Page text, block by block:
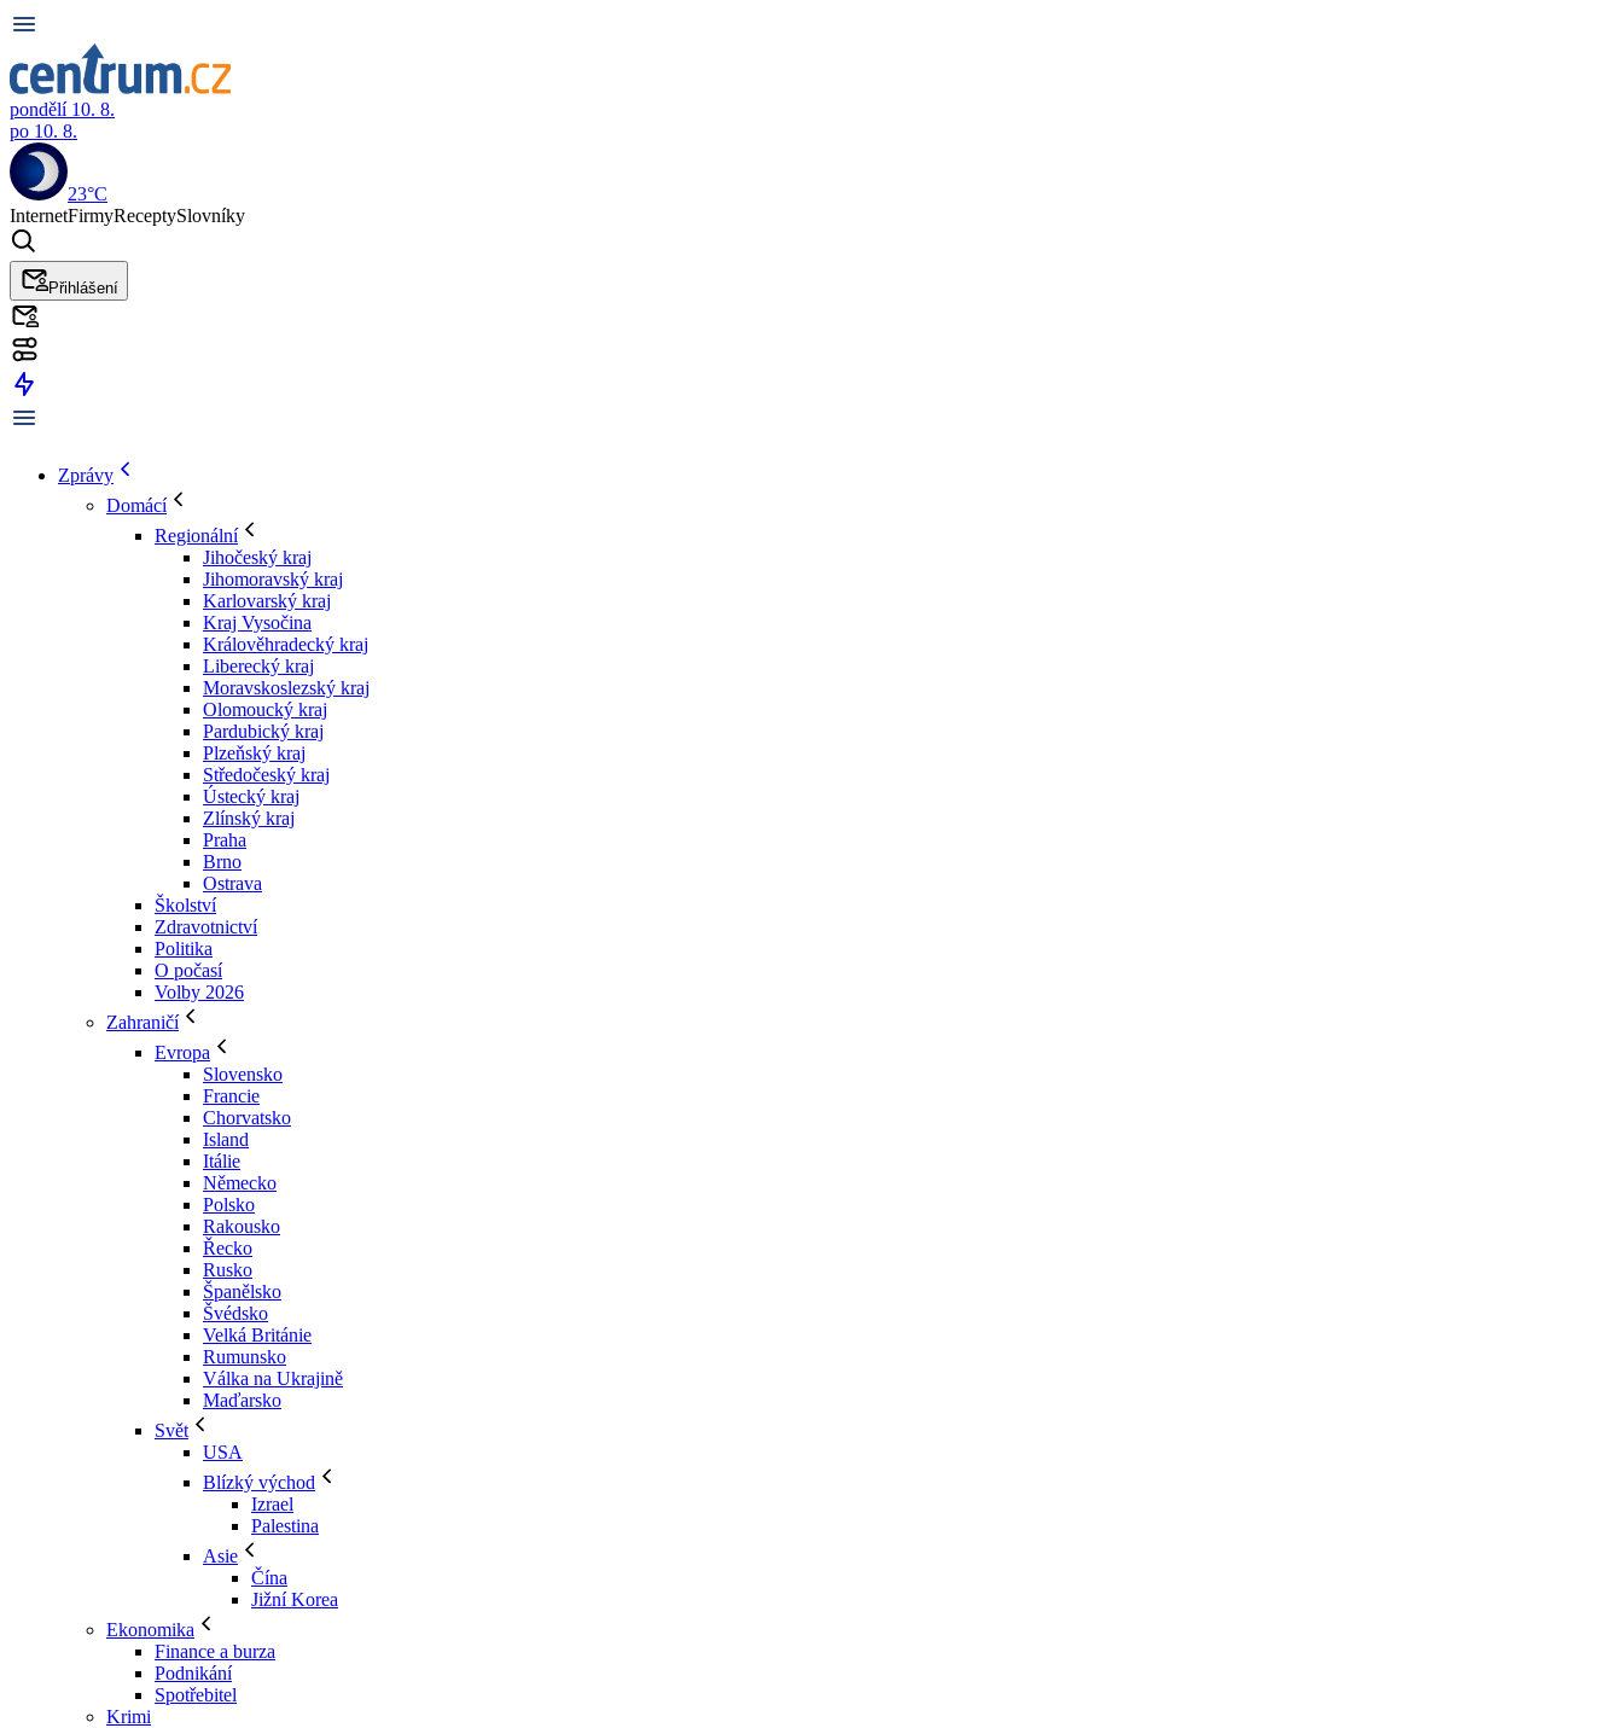
pondělí 10. 8.
po 10. 8.
23°C
InternetFirmyReceptySlovníky
Přihlášení
Zprávy
Domácí
Regionální
Jihočeský kraj
Jihomoravský kraj
Karlovarský kraj
Kraj Vysočina
Králověhradecký kraj
Liberecký kraj
Moravskoslezský kraj
Olomoucký kraj
Pardubický kraj
Plzeňský kraj
Středočeský kraj
Ústecký kraj
Zlínský kraj
Praha
Brno
Ostrava
Školství
Zdravotnictví
Politika
O počasí
Volby 2026
Zahraničí
Evropa
Slovensko
Francie
Chorvatsko
Island
Itálie
Německo
Polsko
Rakousko
Řecko
Rusko
Španělsko
Švédsko
Velká Británie
Rumunsko
Válka na Ukrajině
Maďarsko
Svět
USA
Blízký východ
Izrael
Palestina
Asie
Čína
Jižní Korea
Ekonomika
Finance a burza
Podnikání
Spotřebitel
Krimi